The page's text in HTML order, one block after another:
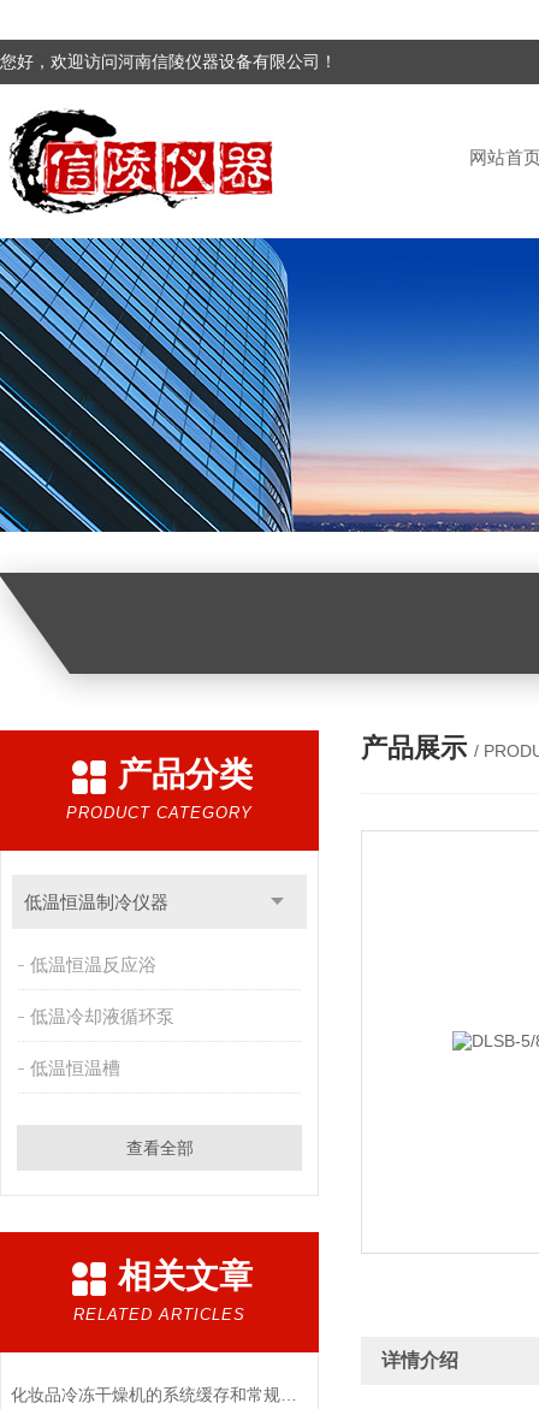
您好，欢迎访问河南信陵仪器设备有限公司！
网站首
产品分类
PRODUCT CATEGORY
低温恒温制冷仪器
低温恒温反应浴
低温冷却液循环泵
低温恒温槽
查看全部
相关文章
RELATED ARTICLES
化妆品冷冻干燥机的系统缓存和常规冻干方法的优点
产品展示 /
详情介绍